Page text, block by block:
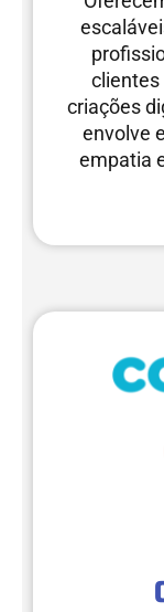
clientes
criações
envolve
empatia